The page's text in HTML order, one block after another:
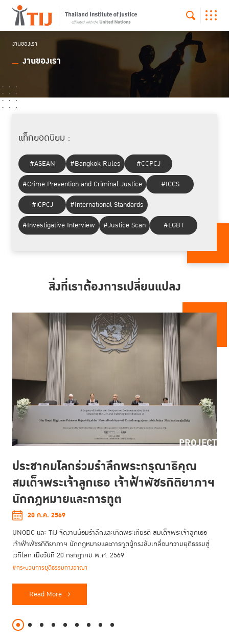
งานของเรา
งานของเรา
แท็กยอดนิยม :
#ASEAN #Bangkok Rules
#CCPCJ
#Crime Prevention and Criminal Justice
#ICCS
#iCPCJ
#International Standards
#Investigative Interview
#Justice Scan #LGBT
สิ่งที่เราต้องการเปลี่ยนแปลง
Read More
ประชาคมโลกร่วมรำลึกพระกรุณาธิคุณ
สมเด็จพระเจ้าลูกเธอ เจ้าฟ้าพัชรกิติยาภาฯ
นักกฎหมายและการทูต
20 ก.ค. 2569
UNODC และ TIJ จัดงานน้อมรำลึกและเทิดพระเกียรติ สมเด็จพระเจ้าลูกเธอ
เจ้าฟ้าพัชรกิติยาภาฯ นักกฎหมายและการทูตผู้ทรงขับเคลื่อนความยุติธรรมสู่
เวทีโลก เมื่อวันที่ 20 กรกฎาคม พ.ศ. 2569
#กระบวนการยุติธรรมทางอาญา
PROJECT